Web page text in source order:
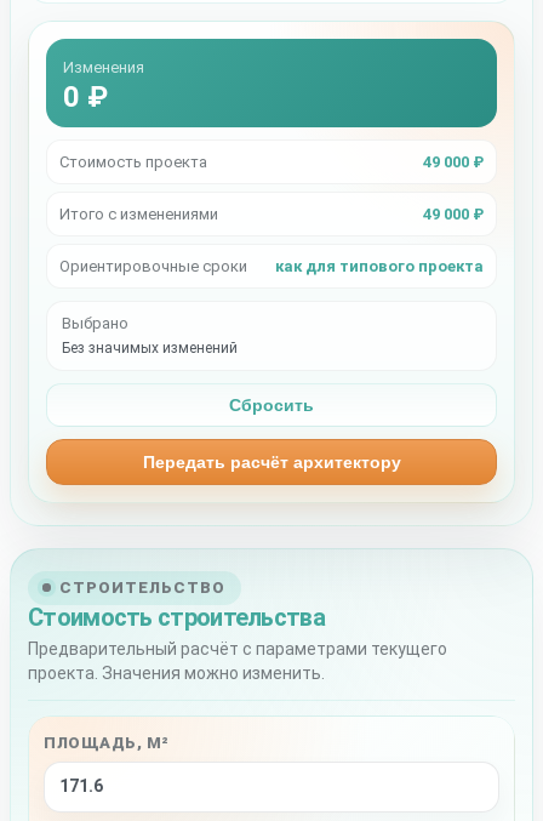
СТРОИТЕЛЬСТВО
Стоимость строительства
Предварительный расчёт с параметрами текущего
проекта. Значения можно изменить.
ПЛОЩАДЬ, М²
Изменения
0 ₽
Стоимость проекта 49 000 ₽
Итого с изменениями 49 000 ₽
Ориентировочные сроки как для типового проекта
Выбрано
Без значимых изменений
Сбросить
Передать расчёт архитектору